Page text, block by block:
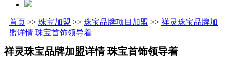
首页 >> 珠宝加盟 >> 珠宝品牌项目加盟 >> 祥灵珠宝品牌加
盟详情 珠宝首饰领导着
祥灵珠宝品牌加盟详情 珠宝首饰领导着